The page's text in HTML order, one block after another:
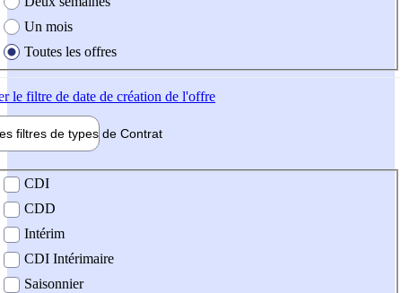
Un mois
Toutes les offres
le filtre de date de création de l'offre
filtres de types de Contrat
contrat
CDI
CDD
Intérim
CDI Intérimaire
Saisonnier